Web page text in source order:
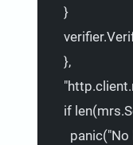
}
},
if
panic(